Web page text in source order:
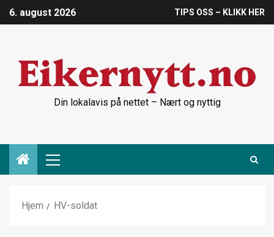
6. august 2026 TIPS OSS – KLIKK HER
Din lokalavis på nettet – Nært og nyttig
Hjem HV-soldat